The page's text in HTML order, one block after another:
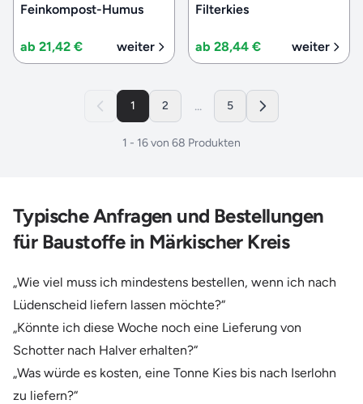
Feinkompost-Humus
ab 21,42 € weiter
Filterkies
ab 28,44 € weiter
1 2 ... 5
1 - 16von 68 Produkten
Typische Anfragen und Bestellungen
für Baustoffe in Märkischer Kreis
„Wie viel muss ich mindestens bestellen, wenn ich nach
Lüdenscheid liefern lassen möchte?“
„Könnte ich diese Woche noch eine Lieferung von
Schotter nach Halver erhalten?“
„Was würde es kosten, eine Tonne Kies bis nach Iserlohn
zu liefern?“